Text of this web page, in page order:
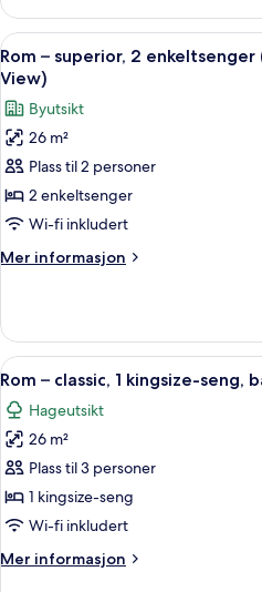
View)
1
kingsize-
seng
med
sovesofa,
balkong
(Eiffel
Tower
View)
Åpne
alle
bildene
av
Rom
–
superior,
2
enkeltsenger
(High
Eiffel
Tower
View)
4
Rom – superior, 2
View)
Byutsikt
26 m²
Plass til 2 personer
2 enkeltsenger
Wi-fi inkludert
Mer informasjon
Mer
–
superior,
2
(High
Floor,
Tower
View)
Åpne
alle
bildene
av
Rom
–
classic,
kingsize-
4
Rom – classic, 1 kingsize-seng,
Hageutsikt
26 m²
Plass til 3 personer
1 kingsize-seng
Wi-fi inkludert
Mer informasjon
Mer